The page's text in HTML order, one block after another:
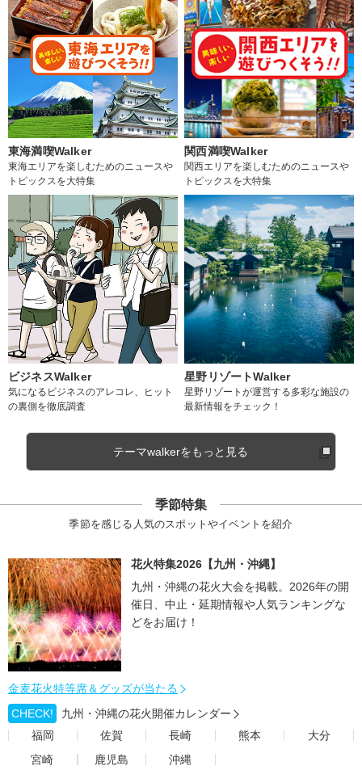
東海満喫Walker
東海エリアを楽しむためのニュースや
トピックスを大特集
関西満喫Walker
関西エリアを楽しむためのニュースや
トピックスを大特集
ビジネスWalker
気になるビジネスのアレコレ、ヒット
の裏側を徹底調査
星野リゾートWalker
星野リゾートが運営する多彩な施設の
最新情報をチェック！
テーマwalkerをもっと見る
季節特集
季節を感じる人気のスポットやイベントを紹介
花火特集2026【九州・沖縄】
九州・沖縄の花火大会を掲載。2026年の開
催日、中止・延期情報や人気ランキングな
どをお届け！
金麦花火特等席＆グッズが当たる
CHECK!
九州・沖縄の花火開催カレンダー
福岡
佐賀 長崎 熊本
大分
宮崎
鹿児島 沖縄